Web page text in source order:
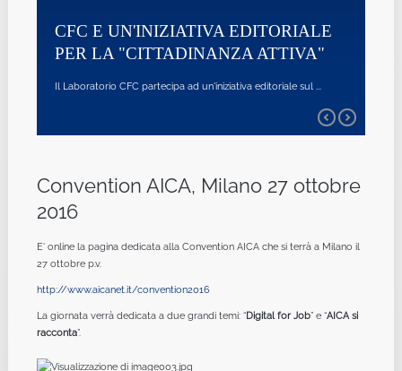
E UN'INIZIATIVA EDITORIALE
LA "CITTADINANZA ATTIVA"
CFC partecipa ad un'iniziativa editoriale sul ...
SURVEY
ICT
CONGIUNTA
E
Convention AICA, Milano 27 ottobre
2016
E' online la pagina dedicata alla Convention AICA che si terrà a Milano il
27 ottobre p.v.
http://www.aicanet.it/convention2016
La giornata verrà dedicata a due grandi temi: “Digital for Job” e “AICA si
racconta”.